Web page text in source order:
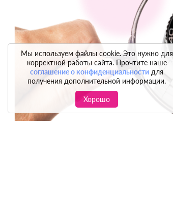
Мы используем файлы cookie. Это нужно для
корректной работы сайта. Прочтите наше
соглашение о конфиденциальности для
получения дополнительной информации.
Хорошо